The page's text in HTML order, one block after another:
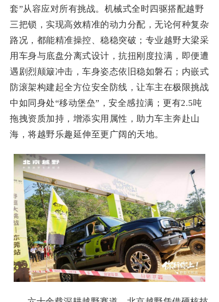
套”从容应对所有挑战。机械式全时四驱搭配越野
三把锁，实现高效精准的动力分配，无论何种复杂
路况，都能精准操控、稳稳突破；专业越野大梁采
用车身与底盘分离式设计，抗扭刚度拉满，即便遭
遇剧烈颠簸冲击，车身姿态依旧稳如磐石；内嵌式
防滚架构建起全方位安全防线，让车主在极限挑战
中如同身处“移动堡垒”，安全感拉满；更有2.5吨
拖拽资质加持，增添实用属性，助力车主奔赴山
海，将越野乐趣延伸至更广阔的天地。